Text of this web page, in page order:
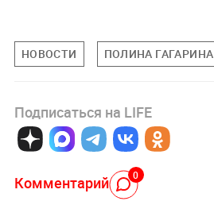
НОВОСТИ ПОЛИНА ГАГАРИНА
Подписаться на LIFE
Комментарий 0